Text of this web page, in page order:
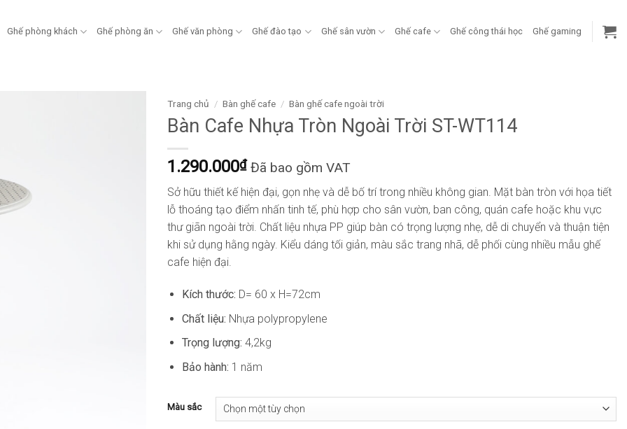
Ghế phòng khách Ghế phòng ăn Ghế văn phòng Ghế đào tạo Ghế sân vườn Ghế cafe Ghế công thái học Ghế gaming
Trang chủ / Bàn ghế cafe / Bàn ghế cafe ngoài trời
Bàn Cafe Nhựa Tròn Ngoài Trời ST-WT114
1.290.000₫ Đã bao gồm VAT
Sở hữu thiết kế hiện đại, gọn nhẹ và dễ bố trí trong nhiều không gian. Mặt bàn tròn với họa tiết
lỗ thoáng tạo điểm nhấn tinh tế, phù hợp cho sân vườn, ban công, quán cafe hoặc khu vực
thư giãn ngoài trời. Chất liệu nhựa PP giúp bàn có trọng lượng nhẹ, dễ di chuyển và thuận tiện
khi sử dụng hằng ngày. Kiểu dáng tối giản, màu sắc trang nhã, dễ phối cùng nhiều mẫu ghế
cafe hiện đại.
Kích thước: D= 60 x H=72cm
Chất liệu: Nhựa polypropylene
Trọng lượng: 4,2kg
Bảo hành: 1 năm
Màu sắc